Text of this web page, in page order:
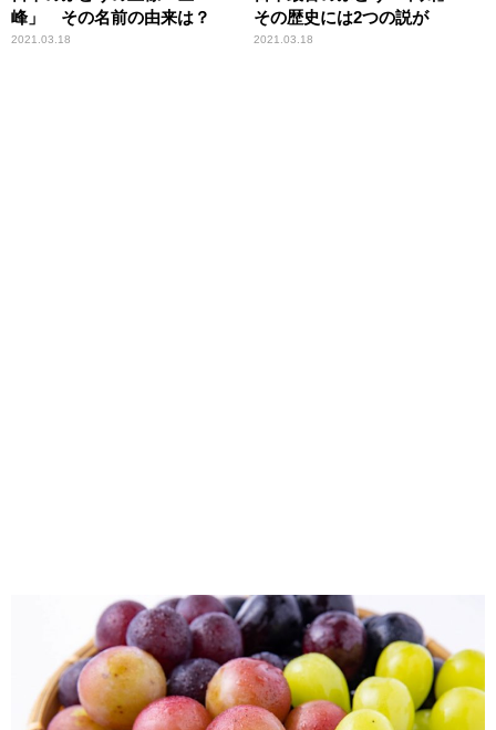
峰」 その名前の由来は？
2021.03.18
その歴史には2つの説が
2021.03.18